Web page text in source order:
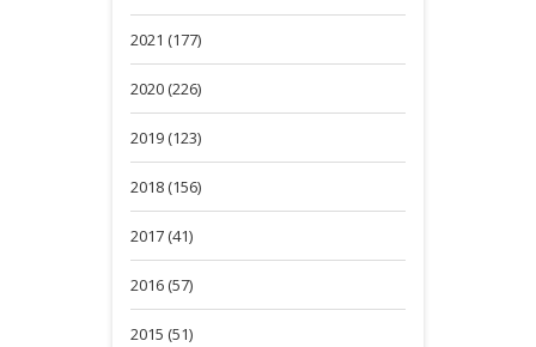
2021 (177)
2020 (226)
2019 (123)
2018 (156)
2017 (41)
2016 (57)
2015 (51)